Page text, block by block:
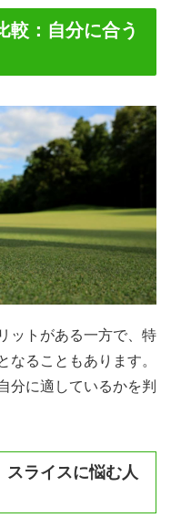
較：自分に合う
ットがある一方で、特
なることもあります。
分に適しているかを判
スライスに悩む人